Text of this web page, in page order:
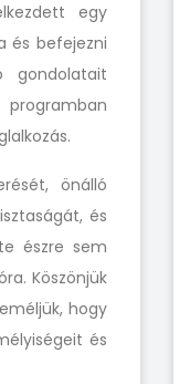
egy
és befejezni
gondolatait
önálló
és
észre sem
Köszönjük
hogy
és